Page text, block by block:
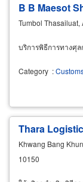
B B Maesot
Tumbol Thasailuat,
บริการพิธีการทางศุล
Category :
Thara
Khwang Bang
10150